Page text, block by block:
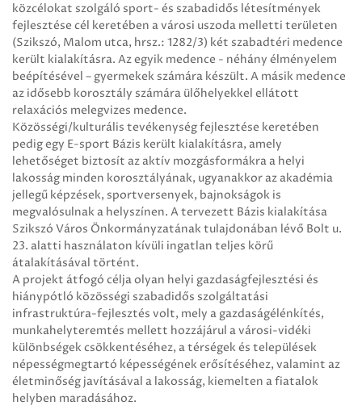
közcélokat szolgáló sport- és szabadidős létesítmények
fejlesztése cél keretében a városi uszoda melletti területen
(Szikszó, Malom utca, hrsz.: 1282/3) két szabadtéri medence
került kialakításra. Az egyik medence - néhány élményelem
beépítésével – gyermekek számára készült. A másik medence
az idősebb korosztály számára ülőhelyekkel ellátott
relaxációs melegvizes medence.
Közösségi/kulturális tevékenység fejlesztése keretében
pedig egy E-sport Bázis került kialakításra, amely
lehetőséget biztosít az aktív mozgásformákra a helyi
lakosság minden korosztályának, ugyanakkor az akadémia
jellegű képzések, sportversenyek, bajnokságok is
megvalósulnak a helyszínen. A tervezett Bázis kialakítása
Szikszó Város Önkormányzatának tulajdonában lévő Bolt u.
23. alatti használaton kívüli ingatlan teljes körű
átalakításával történt.
A projekt átfogó célja olyan helyi gazdaságfejlesztési és
hiánypótló közösségi szabadidős szolgáltatási
infrastruktúra-fejlesztés volt, mely a gazdaságélénkítés,
munkahelyteremtés mellett hozzájárul a városi-vidéki
különbségek csökkentéséhez, a térségek és települések
népességmegtartó képességének erősítéséhez, valamint az
életminőség javításával a lakosság, kiemelten a fiatalok
helyben maradásához.